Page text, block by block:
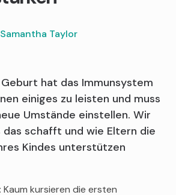
Samantha Taylor
hat das Immunsystem
einiges zu leisten und muss
Umstände einstellen. Wir
das schafft und wie Eltern die
Kindes unterstützen
Kaum kursieren die ersten